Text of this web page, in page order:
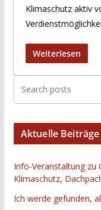
Klimaschutz aktiv
Weiterlesen
Aktuelle Beiträge
Info-Veranstaltung zu
Klimaschutz,
Ich werde gefunden,